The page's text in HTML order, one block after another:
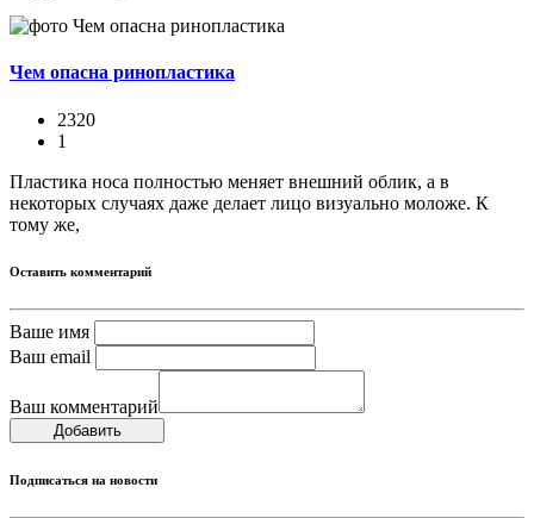
Чем опасна ринопластика
2320
1
Пластика носа полностью меняет внешний облик, а в
некоторых случаях даже делает лицо визуально моложе. К
тому же,
Оставить комментарий
Ваше имя
Ваш email
Ваш комментарий
Добавить
Подписаться на новости